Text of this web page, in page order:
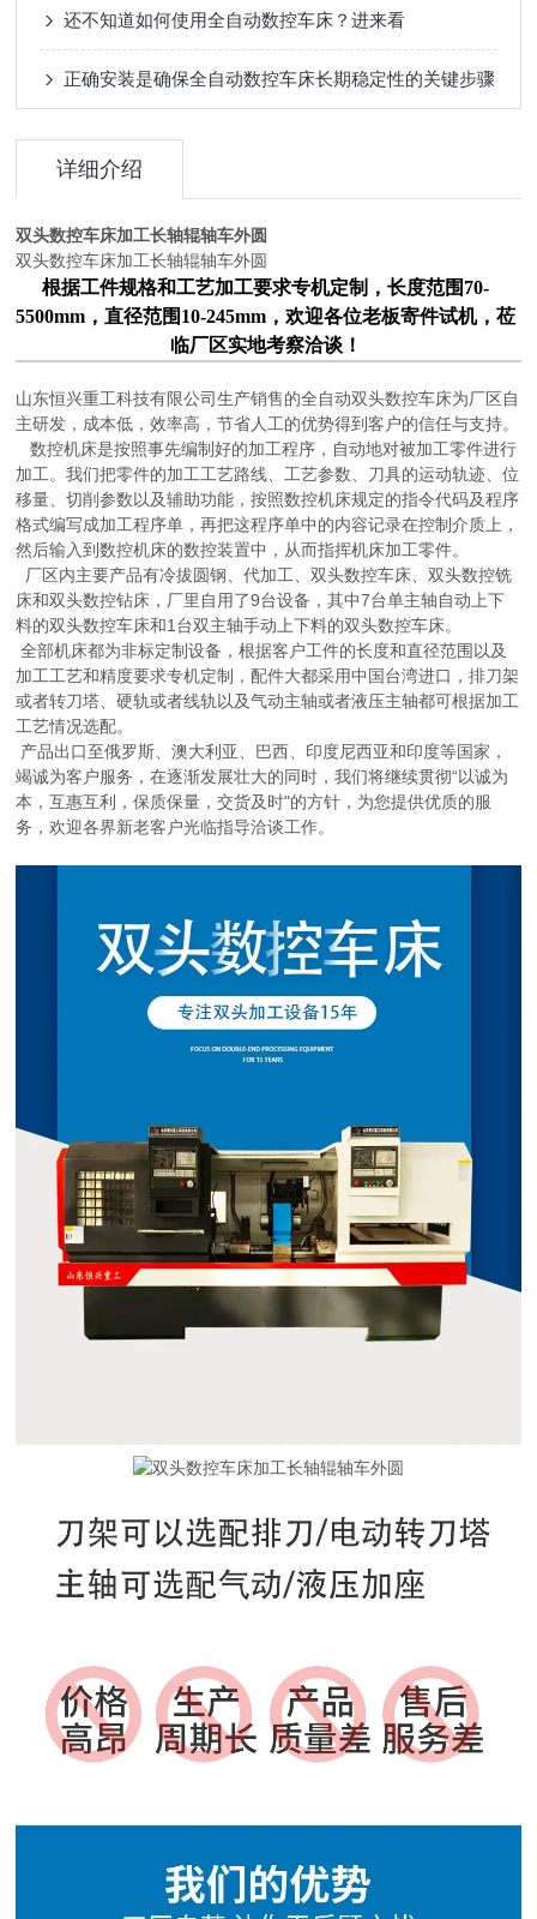
还不知道如何使用全自动数控车床？进来看
正确安装是确保全自动数控车床长期稳定性的关键步骤
详细介绍
双头数控车床加工长轴辊轴车外圆
双头数控车床加工长轴辊轴车外圆
根据工件规格和工艺加工要求专机定制，长度范围70-
5500mm，直径范围10-245mm，欢迎各位老板寄件试机，莅
临厂区实地考察洽谈！
山东恒兴重工科技有限公司生产销售的全自动双头数控车床为厂区自
主研发，成本低，效率高，节省人工的优势得到客户的信任与支持。
数控机床是按照事先编制好的加工程序，自动地对被加工零件进行
加工。我们把零件的加工工艺路线、工艺参数、刀具的运动轨迹、位
移量、切削参数以及辅助功能，按照数控机床规定的指令代码及程序
格式编写成加工程序单，再把这程序单中的内容记录在控制介质上，
然后输入到数控机床的数控装置中，从而指挥机床加工零件。
厂区内主要产品有冷拔圆钢、代加工、双头数控车床、双头数控铣
床和双头数控钻床，厂里自用了9台设备，其中7台单主轴自动上下
料的双头数控车床和1 台双主轴手动上下料的双头数控车床。
全部机床都为非标定制设备，根据客户工件的长度和直径范围以及
加工工艺和精度要求专机定制，配件大都采用中国台湾进口，排刀架
或者转刀塔、硬轨或者线轨以及气动主轴或者液压主轴都可根据加工
工艺情况选配。
产品出口至俄罗斯、澳大利亚、巴西、印度尼西亚和印度等国家，
竭诚为客户服务，在逐渐发展壮大的同时，我们将继续贯彻“以诚为
本，互惠互利，保质保量，交货及时"的方针，为您提供优质的服
务，欢迎各界新老客户光临指导洽谈工作。